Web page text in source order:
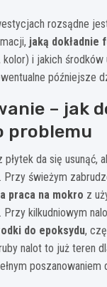
rozsądne
jaką dokładnie
kolor) i jakich
późniejsze
– jak
problemu
da się usunąć,
Przy świeżym
praca na mokro z
kilkudniowym
do epoksydu,
nalot to już teren
poszanowaniem